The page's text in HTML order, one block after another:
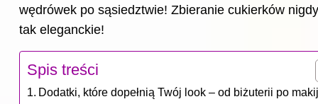
wędrówek po sąsiedztwie! Zbieranie cukierków
tak eleganckie!
Spis treści
Dodatki, które dopełnią Twój look – od biżuterii po